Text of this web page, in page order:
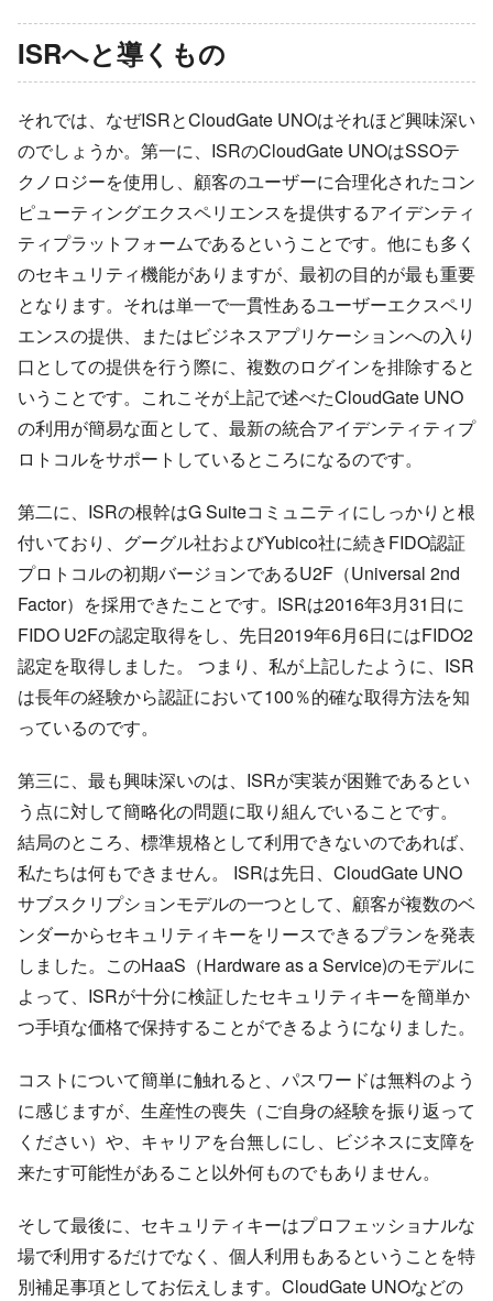
ISRへと導くもの
それでは、なぜISRとCloudGate UNOはそれほど興味深い
のでしょうか。第一に、ISRのCloudGate UNOはSSOテ
クノロジーを使用し、顧客のユーザーに合理化されたコン
ピューティングエクスペリエンスを提供するアイデンティ
ティプラットフォームであるということです。他にも多く
のセキュリティ機能がありますが、最初の目的が最も重要
となります。それは単一で一貫性あるユーザーエクスペリ
エンスの提供、またはビジネスアプリケーションへの入り
口としての提供を行う際に、複数のログインを排除すると
いうことです。これこそが上記で述べたCloudGate UNO
の利用が簡易な面として、最新の統合アイデンティティプ
ロトコルをサポートしているところになるのです。
第二に、ISRの根幹はG Suiteコミュニティにしっかりと根
付いており、グーグル社およびYubico社に続きFIDO認証
プロトコルの初期バージョンであるU2F（Universal 2nd
Factor）を採用できたことです。ISRは2016年3月31日に
FIDO U2Fの認定取得をし、先日2019年6月6日にはFIDO2
認定を取得しました。 つまり、私が上記したように、ISR
は長年の経験から認証において100％的確な取得方法を知
っているのです。
第三に、最も興味深いのは、ISRが実装が困難であるとい
う点に対して簡略化の問題に取り組んでいることです。
結局のところ、標準規格として利用できないのであれば、
私たちは何もできません。 ISRは先日、CloudGate UNO
サブスクリプションモデルの一つとして、顧客が複数のベ
ンダーからセキュリティキーをリースできるプランを発表
しました。このHaaS（Hardware as a Service)のモデルに
よって、ISRが十分に検証したセキュリティキーを簡単か
つ手頃な価格で保持することができるようになりました。
コストについて簡単に触れると、パスワードは無料のよう
に感じますが、生産性の喪失（ご自身の経験を振り返って
ください）や、キャリアを台無しにし、ビジネスに支障を
来たす可能性があること以外何ものでもありません。
そして最後に、セキュリティキーはプロフェッショナルな
場で利用するだけでなく、個人利用もあるということを特
別補足事項としてお伝えします。CloudGate UNOなどの